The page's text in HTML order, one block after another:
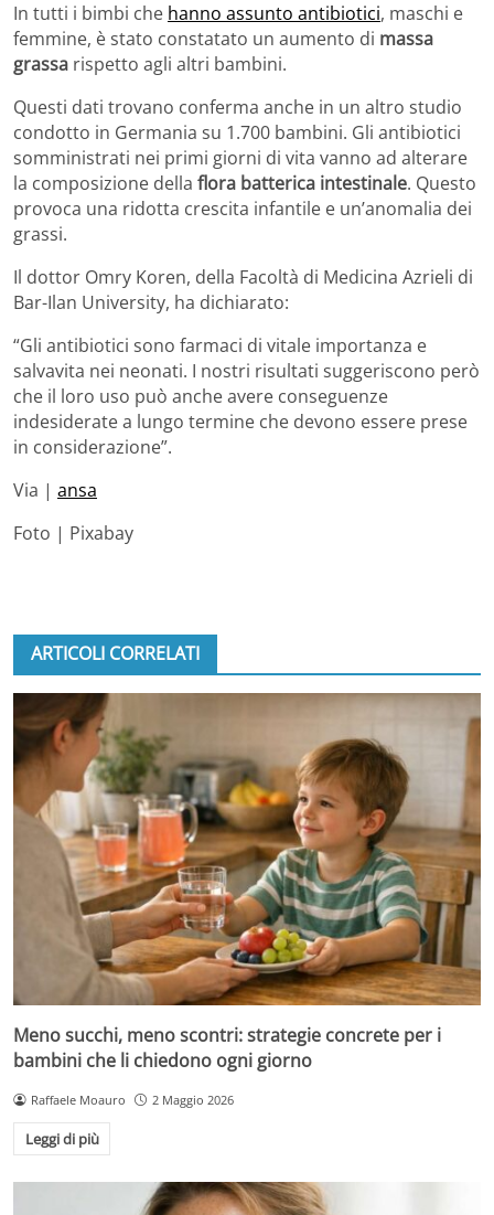
In tutti i bimbi che hanno assunto antibiotici, maschi e
femmine, è stato constatato un aumento di massa
grassa rispetto agli altri bambini.
Questi dati trovano conferma anche in un altro studio
condotto in Germania su 1.700 bambini. Gli antibiotici
somministrati nei primi giorni di vita vanno ad alterare
la composizione della flora batterica intestinale. Questo
provoca una ridotta crescita infantile e un’anomalia dei
grassi.
Il dottor Omry Koren, della Facoltà di Medicina Azrieli di
Bar-Ilan University, ha dichiarato:
“Gli antibiotici sono farmaci di vitale importanza e
salvavita nei neonati. I nostri risultati suggeriscono però
che il loro uso può anche avere conseguenze
indesiderate a lungo termine che devono essere prese
in considerazione”.
Via | ansa
Foto | Pixabay
ARTICOLI CORRELATI
Meno succhi, meno scontri: strategie concrete per i
bambini che li chiedono ogni giorno
Raffaele Moauro 2 Maggio 2026
Leggi di più